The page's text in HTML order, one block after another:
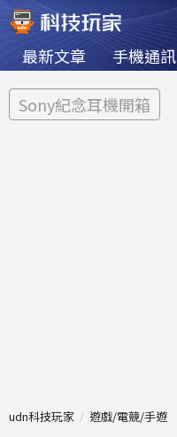
最新文章 手機通訊
Sony紀念耳機開箱
udn科技玩家 遊戲/電競/手遊